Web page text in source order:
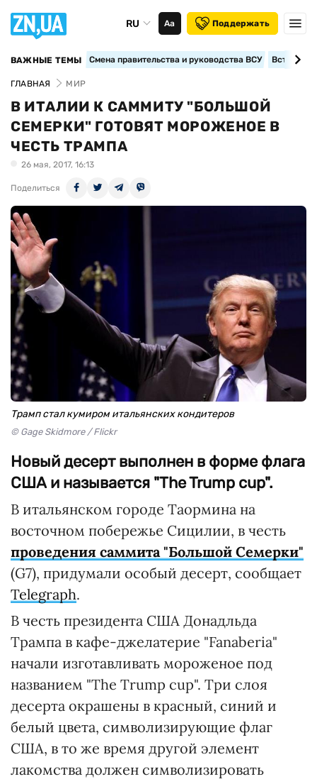
RU Аа Поддержать
ВАЖНЫЕ ТЕМЫ Смена правительства и руководства ВСУ
ГЛАВНАЯ МИР
В ИТАЛИИ К САММИТУ "БОЛЬШОЙ
СЕМЕРКИ" ГОТОВЯТ МОРОЖЕНОЕ В
ЧЕСТЬ ТРАМПА
26 мая, 2017, 16:13
Поделиться
Трамп стал кумиром итальянских кондитеров
© Gage Skidmore / Flickr
Новый десерт выполнен в форме флага
США и называется "The Trump cup".
В итальянском городе Таормина на
восточном побережье Сицилии, в честь
проведения саммита "Большой Семерки"
(G7), придумали особый десерт, сообщает
Telegraph.
В честь президента США Донадльда
Трампа в кафе-джелатерие "Fanaberia"
начали изготавливать мороженое под
названием "The Trump cup". Три слоя
десерта окрашены в красный, синий и
белый цвета, символизирующие флаг
США, в то же время другой элемент
лакомства должен символизировать